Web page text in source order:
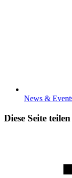
News &
Diese Seite teilen